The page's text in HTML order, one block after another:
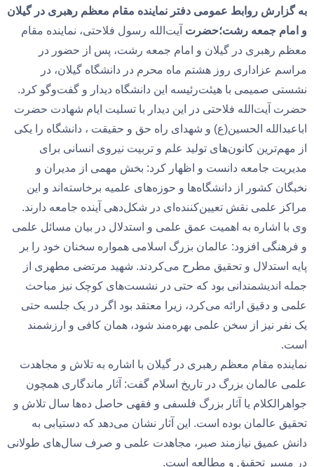
به گزارش روابط عمومی دفتر نماینده مقام معظم رهبری در گیلان
و امام جمعه رشت؛حضرت آیت‌الله رسول فلاحتی، نماینده مقام
معظم رهبری در گیلان و امام جمعه رشت، پس از حضور در
مراسم عزاداری روز هشتم ماه محرم در دانشگاه گیلان، در
نشستی صمیمی با هیئت‌رئیسه این دانشگاه دیدار و گفت‌وگو کرد.
حضرت آیت‌الله فلاحتی در این دیدار با تسلیت ایام شهادت حضرت
اباعبدالله الحسین(ع) و شهدای راه حق و حقیقت ، دانشگاه را یکی
از مهم‌ترین کانون‌های تولید علم و تربیت نیروی انسانی برای
مدیریت جامعه دانست و اظهار کرد: بخش مهمی از مدیران و
نخبگان کشور از دانشگاه‌ها و حوزه‌های علمیه برخاسته‌اند و این
مراکز علمی نقش تعیین‌کننده‌ای در شکل‌دهی آینده جامعه دارند.
وی با اشاره به اهمیت عمق علمی و استدلال در بیان مسائل علمی
و فرهنگی افزود: عالمان بزرگ اسلامی همواره سخنان خود را بر
پایه استدلال و تحقیق مطرح می‌کردند. شهید مرتضی مطهری از
جمله اندیشمندانی بود که حتی در نشست‌های کوچک نیز مباحث
علمی و دقیق ارائه می‌کرد، زیرا معتقد بود اگر در یک جلسه حتی
یک نفر نیز از سخن علمی بهره‌مند شود، همان کافی و ارزشمند
است.
نماینده مقام معظم رهبری در گیلان با اشاره به تلاش و مجاهدت
علمی عالمان بزرگ در تاریخ اسلام گفت: آثار ماندگاری همچون
جواهرالکلام یا آثار بزرگ فلسفی و فقهی حاصل ده‌ها سال تلاش و
تحقیق عالمان بوده است. این آثار نشان می‌دهد که دستیابی به
دانش عمیق نیازمند صبر، مجاهدت علمی و صرف سال‌های طولانی
در مسیر تحقیق و مطالعه است.